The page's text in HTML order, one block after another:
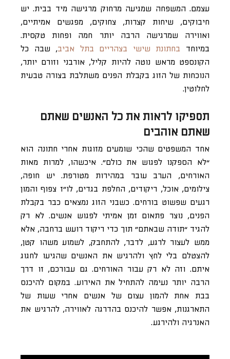
עצמם. המשפחה שמגיעה מרחוק מרגישה מיד בבית. יש
חיבוקים, שיחות קצרות, צחוקים, מפגשים אמיתיים,
ואווירה שמרגישה הרבה יותר חמה ופחות טקסית.
במיוחד
בחתונת שישי בצהריים בתל אביב, שבה כל
הקונספט מראש נוטה להיות קליל, אורבני וזורם יותר,
הנוכחות של הזוג בקבלת הפנים משתלבת בצורה טבעית
לחלוטין.
תספיקו לראות את כל האנשים שאתם
שאתם אוהבים
אחד המשפטים שהכי שומעים מזוגות אחרי חתונה הוא
“לא הספקנו לפגוש את כולם”. איכשהו, למרות מאות
האורחים, הערב עובר במהירות מטורפת. יש חופה,
צילומים, אוכל, ריקודים, החלפת בגדים, לו”ז צפוף והמון
רגעים שפשוט בורחים. כשבני הזוג נמצאים כבר בקבלת
הפנים, נוצר פתאום זמן אמיתי לפגוש אנשים. לא רק
להגיד “תודה שבאתם” תוך כדי ריקוד רועש ברחבה, אלא
ממש לעצור לרגע, לדבר, להתחבק, לשמוע משהו קטן,
להצטלם בלי לחץ ולהרגיש את האנשים שהגיעו לחגוג
איתם. וזה לא רק עבור האורחים. גם עבורכם, זו דרך
הרבה יותר נעימה להתחיל את האירוע. במקום להיכנס
בבת אחת להמון עצום של אנשים אחרי שעות של
התארגנות, אפשר להיכנס בהדרגה לאווירה, להרגיש את
האנרגיה ולהירגע.